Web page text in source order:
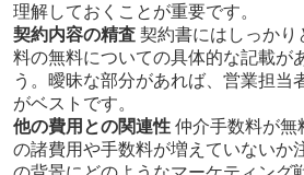
理解しておくことが重要です。
契約内容の精査契約書にはしっかり
料の無料についての具体的な記載が
う。曖昧な部分があれば、営業担当
がベストです。
他の費用との関連性仲介手数料が無
の諸費用や手数料が増えていないか